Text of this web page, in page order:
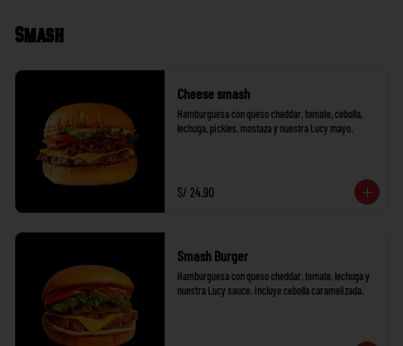
Smash
Cheese smash
Hamburguesa con queso cheddar, tomate, cebolla,
lechuga, pickles, mostaza y nuestra Lucy mayo.
S/ 24.90
Smash Burger
Hamburguesa con queso cheddar, tomate, lechuga y
nuestra Lucy sauce. Incluye cebolla caramelizada.